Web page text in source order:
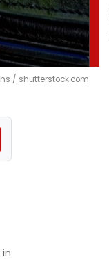
/ shutterstock.com
in